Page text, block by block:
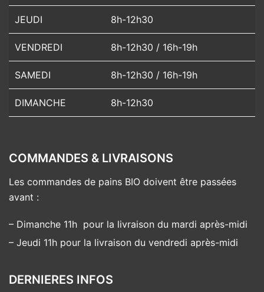
JEUDI 8h-12h30
VENDREDI 8h-12h30 / 16h-19h
SAMEDI 8h-12h30 / 16h-19h
DIMANCHE 8h-12h30
COMMANDES & LIVRAISONS
Les commandes de pains BIO doivent être passées
avant :
– Dimanche 11h pour la livraison du mardi après-midi
– Jeudi 11h pour la livraison du vendredi après-midi
DERNIERES INFOS